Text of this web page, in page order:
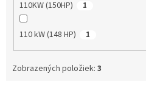
110KW (150HP) 1
110 kW (148 HP) 1
Zobrazených položiek: 3